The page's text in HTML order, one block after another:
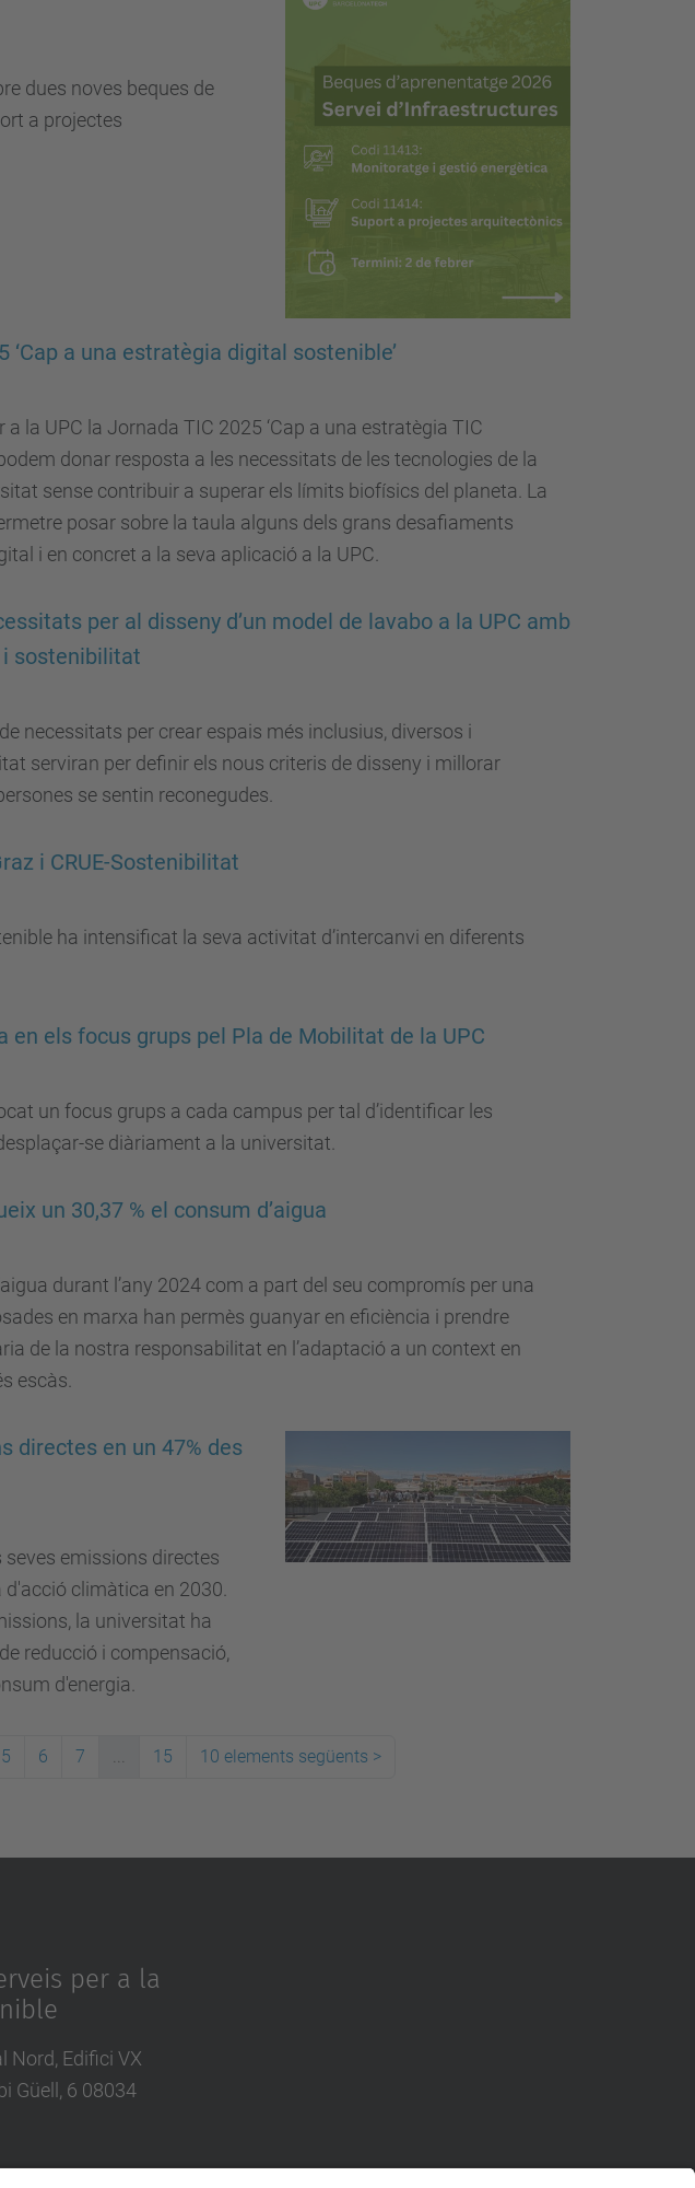
dues noves beques de
a projectes
a una estratègia digital sostenible’
la UPC la Jornada TIC 2025 ‘Cap a una estratègia TIC
donar resposta a les necessitats de les tecnologies de la
sense contribuir a superar els límits biofísics del planeta. La
posar sobre la taula alguns dels grans desafiaments
i en concret a la seva aplicació a la UPC.
per al disseny d’un model de lavabo a la UPC amb
sostenibilitat
necessitats per crear espais més inclusius, diversos i
serviran per definir els nous criteris de disseny i millorar
se sentin reconegudes.
i CRUE-Sostenibilitat
ha intensificat la seva activitat d’intercanvi en diferents
els focus grups pel Pla de Mobilitat de la UPC
un focus grups a cada campus per tal d’identificar les
se diàriament a la universitat.
un 30,37 % el consum d’aigua
durant l’any 2024 com a part del seu compromís per una
en marxa han permès guanyar en eficiència i prendre
de la nostra responsabilitat en l’adaptació a un context en
escàs.
directes en un 47% des
seves emissions directes
d'acció climàtica en 2030.
la universitat ha
reducció i compensació,
d'energia.
5 6 7 ... 15 10 elements següents >
per a la
Nord, Edifici VX
Güell, 6 08034